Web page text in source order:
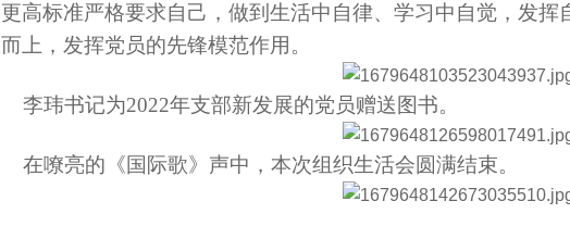
更高标准严格要求自己，做到生活中自律、学习中自觉，发
而上，发挥党员的先锋模范作用。
李玮书记为2022年支部新发展的党员赠送图书。
在嘹亮的《国际歌》声中，本次组织生活会圆满结束。